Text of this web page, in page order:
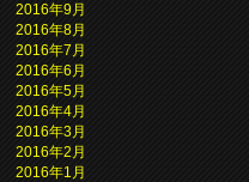
2016年9月
2016年8月
2016年7月
2016年6月
2016年5月
2016年4月
2016年3月
2016年2月
2016年1月